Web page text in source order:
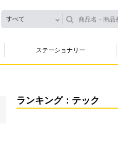
すべて
ステーショナリー
ランキング：テック